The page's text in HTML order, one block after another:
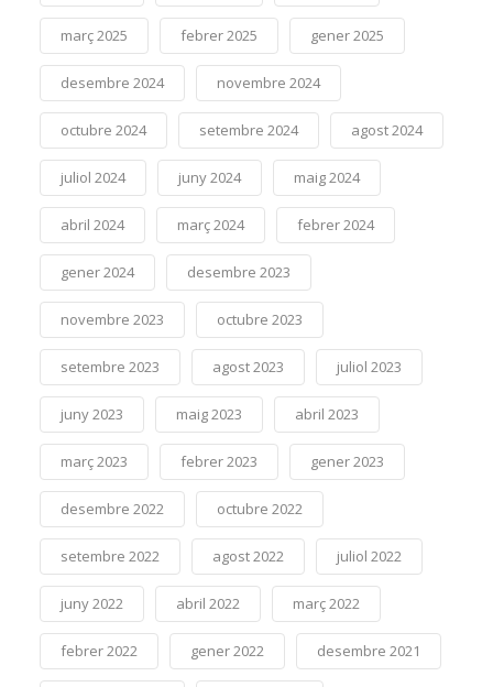
març 2025 febrer 2025 gener 2025
desembre 2024 novembre 2024
octubre 2024 setembre 2024 agost 2024
juliol 2024 juny 2024 maig 2024
abril 2024 març 2024 febrer 2024
gener 2024 desembre 2023
novembre 2023 octubre 2023
setembre 2023 agost 2023 juliol 2023
juny 2023 maig 2023 abril 2023
març 2023 febrer 2023 gener 2023
desembre 2022 octubre 2022
setembre 2022 agost 2022 juliol 2022
juny 2022 abril 2022 març 2022
febrer 2022 gener 2022 desembre 2021